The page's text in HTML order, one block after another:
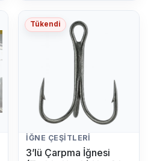
Tükendi
İĞNE ÇEŞITLERI
3’lü Çarpma İğnesi